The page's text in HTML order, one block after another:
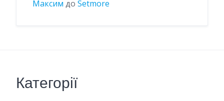
Максим до Setmore
Категорії